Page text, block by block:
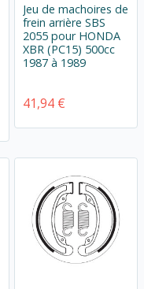
Jeu de machoires de
frein arrière SBS
2055 pour HONDA
XBR (PC15) 500cc
1987 à 1989
41,94 €